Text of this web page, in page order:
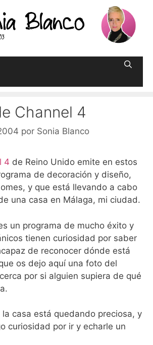
Channel 4
por Sonia Blanco
4 de Reino Unido emite en estos
de decoración y diseño,
y que está llevando a cabo
una casa en Málaga, mi ciudad.
un programa de mucho éxito y
tienen curiosidad por saber
de reconocer dónde está
os dejo aquí una foto del
por si alguien supiera de qué
casa está quedando preciosa, y
curiosidad por ir y echarle un